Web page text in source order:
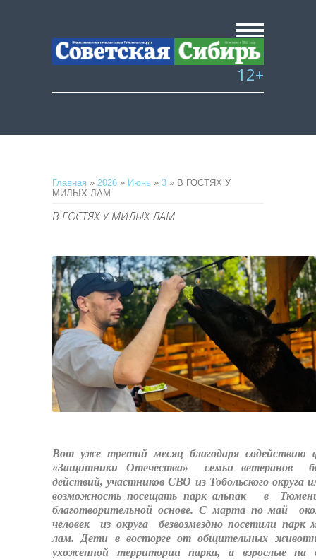
12+
Главная » 2026 » Июнь » 3 » В ГОСТЯХ У
МИЛЫХ ЛАМ
В ГОСТЯХ У МИЛЫХ ЛАМ
Вот уже третий месяц благодаря содействию
«Защитники Отечества» семьи ветеранов
действий, участников СВО из Тобольского округа
возможность посещать парк альпак в
благотворительной основе. С марта по май
человек из округа безвозмездно посетили парк
лам. Дети в восторге от общительных
ухоженной территории парка, а взрослые на